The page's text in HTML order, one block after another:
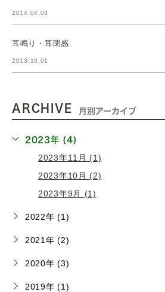
2014.04.03
耳鳴り・耳閉感
2013.10.01
ARCHIVE 月別アーカイブ
2023年 (4)
2023年11月 (1)
2023年10月 (2)
2023年9月 (1)
2022年 (1)
2021年 (2)
2020年 (3)
2019年 (1)